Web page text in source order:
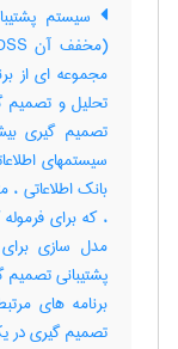
سیستم
مجموعه ای از
تحلیل و تصمیم
بانک اطلاعاتی
، که برای
مدل سازی
برنامه های